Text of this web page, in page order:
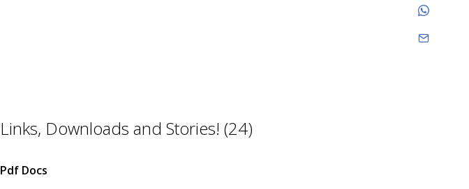
Links, Downloads and Stories! (24)
Pdf Docs